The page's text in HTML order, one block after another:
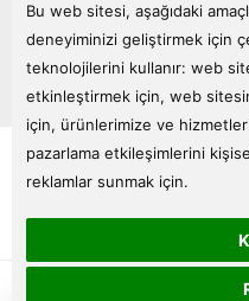
Bu web sitesi, aşağıdaki
deneyiminizi geliştirmek için
teknolojilerini kullanır: web
etkinleştirmek için, web
için, ürünlerimize ve
pazarlama etkileşimlerini
reklamlar sunmak için.
Tüm bilgileriniz 256bit
© 2024
superKET E-ticaret ve